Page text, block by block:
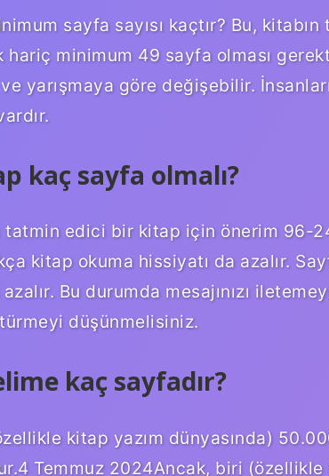
sayfa sayısı kaçtır? Bu,
hariç minimum 49 sayfa olması
yarışmaya göre değişebilir.
kaç sayfa olmalı?
tatmin edici bir kitap için önerim 96-
kitap okuma hissiyatı da azalır.
Bu durumda mesajınızı
düşünmelisiniz.
kaç sayfadır?
kitap yazım dünyasında)
Temmuz 2024Ancak, biri (özellikle